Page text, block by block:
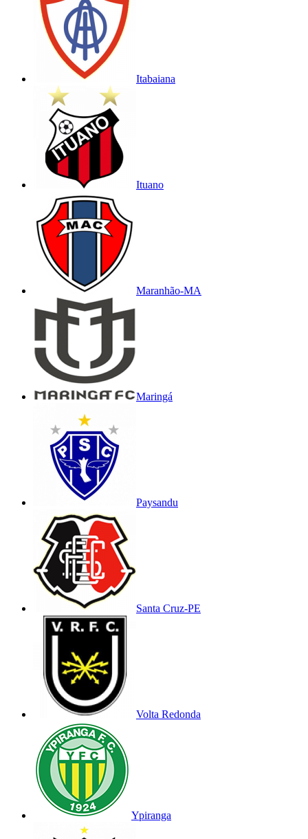
Itabaiana
Ituano
Maranhão-MA
Maringá
Paysandu
Santa Cruz-PE
Volta Redonda
Ypiranga